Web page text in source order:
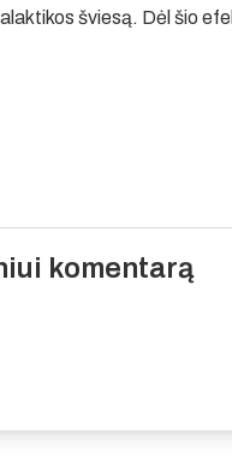
šviesą. Dėl šio
komentarą